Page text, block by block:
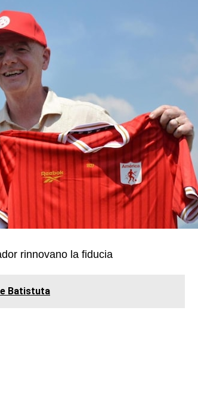
rinnovano la fiducia
Batistuta